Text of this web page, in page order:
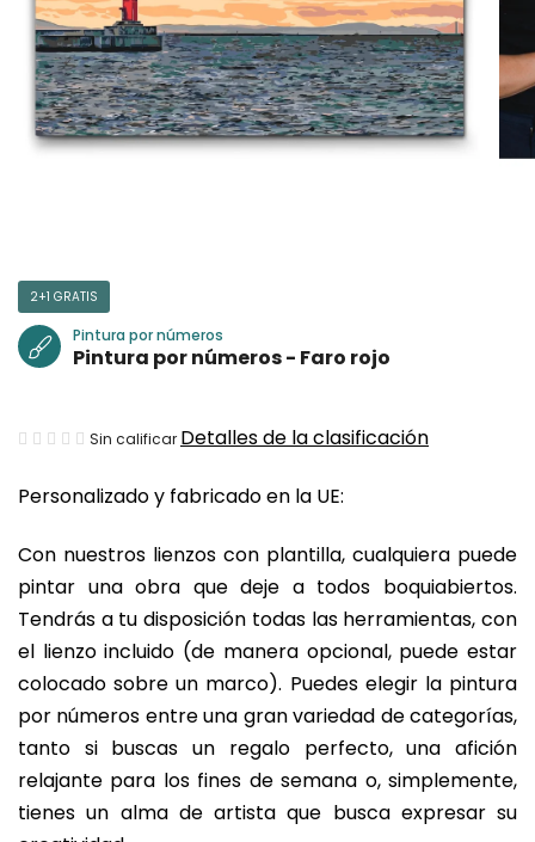
Personalizado y fabricado en la UE:
Con nuestros lienzos con plantilla, cualquiera puede
pintar una obra que deje a todos boquiabiertos.
Tendrás a tu disposición todas las herramientas, con
el lienzo incluido (de manera opcional, puede estar
colocado sobre un marco). Puedes elegir la pintura
por números entre una gran variedad de categorías,
tanto si buscas un regalo perfecto, una afición
relajante para los fines de semana o, simplemente,
tienes un alma de artista que busca expresar su
2+1 GRATIS
Pintura por números
Pintura por números - Faro rojo
La
media
producto
es
de
0,0
sobre
5
estrellas.
Sin calificar Detalles de la clasificación